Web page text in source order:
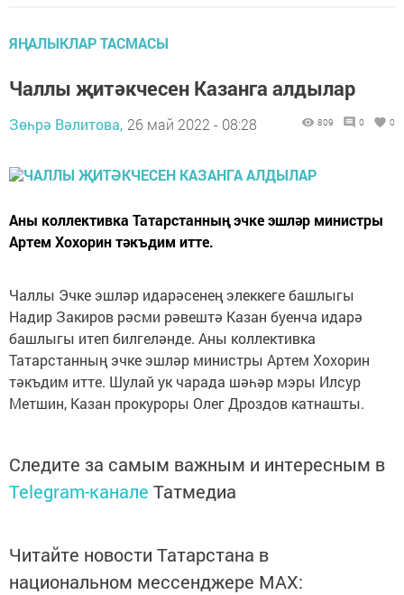
ЯҢАЛЫКЛАР ТАСМАСЫ
Чаллы җитәкчесен Казанга алдылар
Зөһрә Вәлитова, 26 май 2022 - 08:28 809 0 0
Аны коллективка Татарстанның эчке эшләр министры
Артем Хохорин тәкъдим итте.
Чаллы Эчке эшләр идарәсенең элеккеге башлыгы
Надир Закиров рәсми рәвештә Казан буенча идарә
башлыгы итеп билгеләнде. Аны коллективка
Татарстанның эчке эшләр министры Артем Хохорин
тәкъдим итте. Шулай ук чарада шәһәр мэры Илсур
Метшин, Казан прокуроры Олег Дроздов катнашты.
Следите за самым важным и интересным в
Telegram-канале Татмедиа
Читайте новости Татарстана в
национальном мессенджере MАХ: